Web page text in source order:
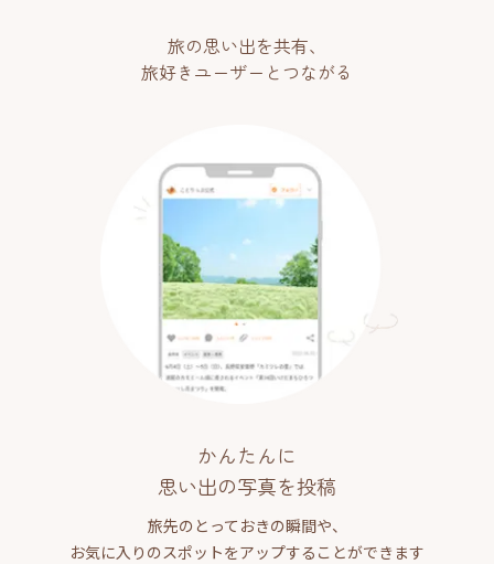
旅の思い出を共有、
旅好きユーザーとつながる
かんたんに
思い出の写真を投稿
旅先のとっておきの瞬間や、
お気に入りのスポットをアップすることができます